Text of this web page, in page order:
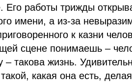
Его работы трижды
имени, а из-за
к казни
сцене понимаешь –
– такова жизнь.
какая она есть,